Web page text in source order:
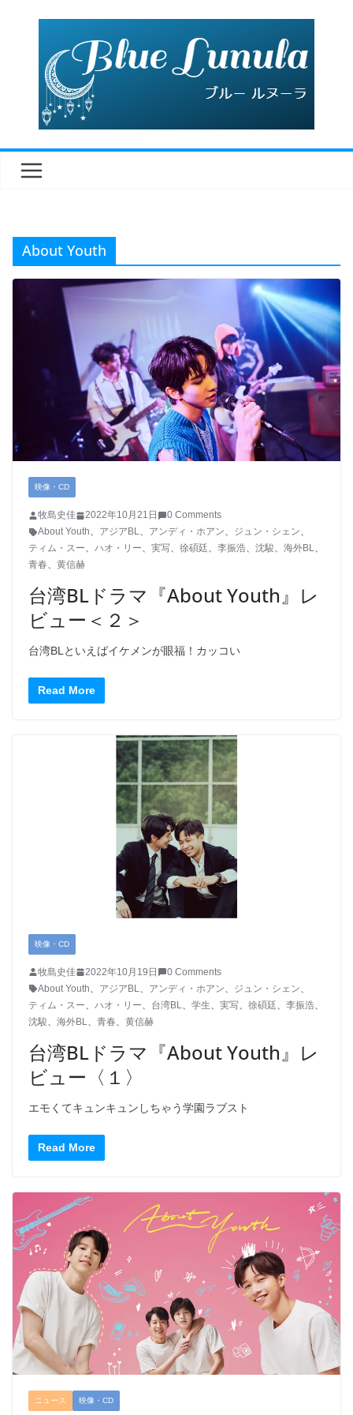
About Youth
映像・CD
牧島史佳 2022年10月21日
0 Comments
About Youth、 アジアBL、 アンディ・ホアン、 ジュン・シェン、
ティム・スー、 ハオ・リー、 実写、 徐碩廷、 李振浩、 沈駿、 海外BL、
青春、 黄信赫
台湾BLドラマ『About Youth』レ
ビュー＜２＞
台湾BLといえばイケメンが眼福！カッコい
Read More
映像・CD
牧島史佳 2022年10月19日
0 Comments
About Youth
アジアBL アンディ・ホアン ジュン・シェン
ティム・スー
ハオ・リー 台湾BL 学生 実写 徐碩廷 李振浩
沈駿
海外BL 青春 黄信赫
台湾BLドラマ『About Youth』レ
ビュー〈１〉
エモくてキュンキュンしちゃう学園ラブスト
Read More
ニュース 映像・CD